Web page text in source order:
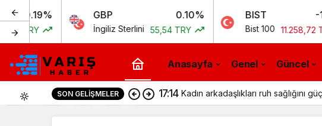
GBP
İngiliz Sterlini 55,54 TRY
BIST
Bist 100 11.258,72 TRY
Anasayfa Genel Güncel
0
SON GELIŞMELER 17:14 Kadın arkadaşlıkları ruh sağlığını